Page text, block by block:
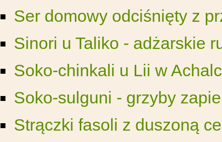
Ser domowy odciśnięty z
Sinori u Taliko - adżarskie
Soko-chinkali u Lii w
Soko-sulguni - grzyby
Strączki fasoli z duszoną